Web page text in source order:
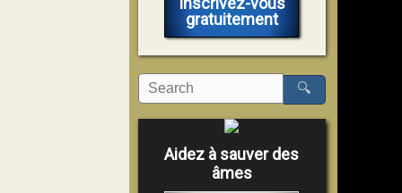
gratuitement
🔍
Aidez à sauver des
âmes